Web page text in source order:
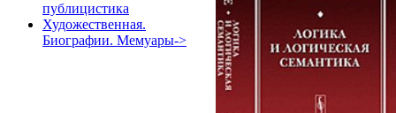
публицистика
Художественная.
Биографии. Мемуары->